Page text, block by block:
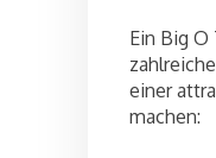
Ein Big
einer
machen: